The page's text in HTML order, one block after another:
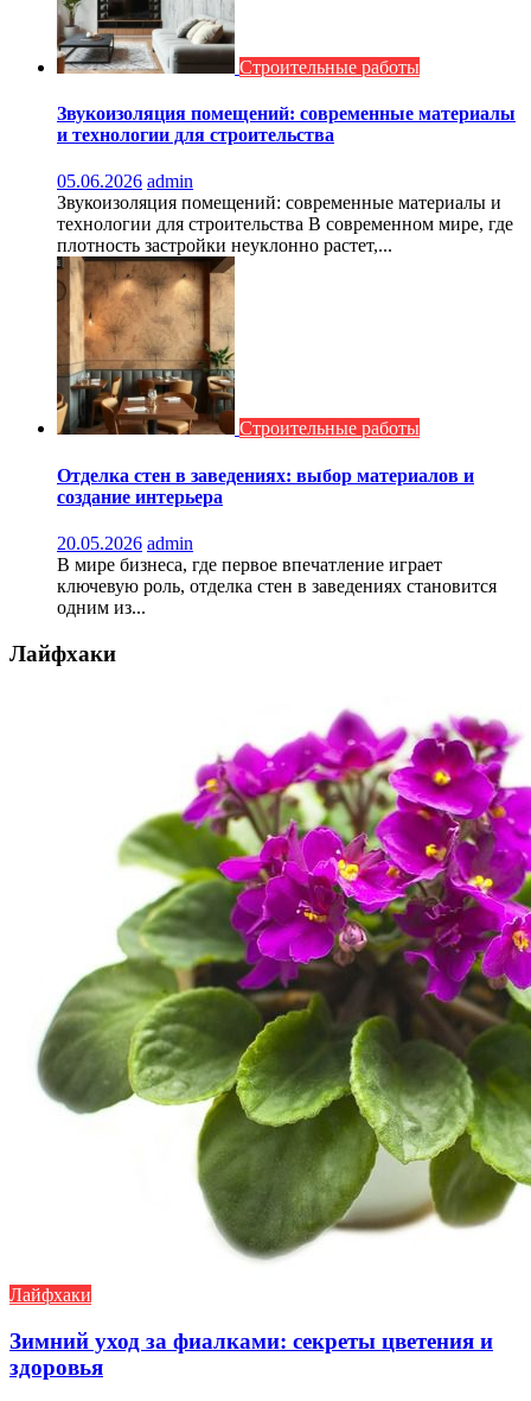
Строительные работы
Звукоизоляция помещений: современные материалы
и технологии для строительства
05.06.2026 admin
Звукоизоляция помещений: современные материалы и
технологии для строительства В современном мире, где
плотность застройки неуклонно растет,...
Строительные работы
Отделка стен в заведениях: выбор материалов и
создание интерьера
20.05.2026 admin
В мире бизнеса, где первое впечатление играет
ключевую роль, отделка стен в заведениях становится
одним из...
Лайфхаки
Лайфхаки
Зимний уход за фиалками: секреты цветения и
здоровья